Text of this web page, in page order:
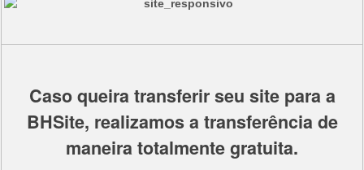
Caso queira transferir seu site para a
BHSite, realizamos a transferência de
maneira totalmente gratuita.